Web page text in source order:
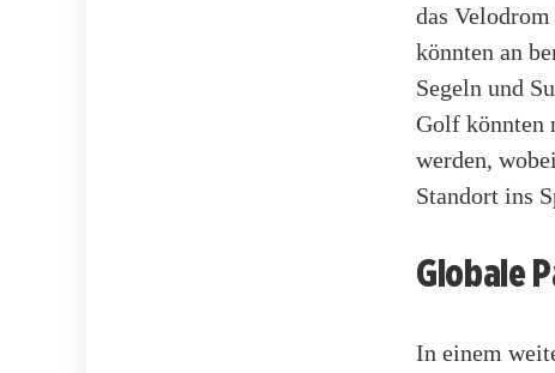
das
könnten an
Segeln und
Golf könnten
werden,
Standort ins
Globale
In einem